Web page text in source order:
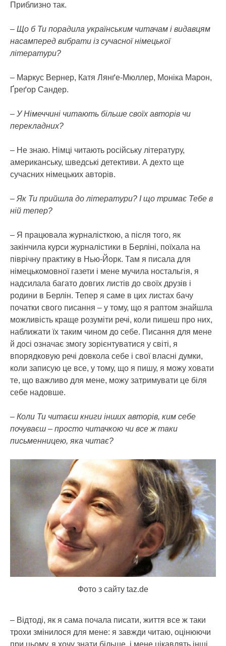
Приблизно так.
– Що б Ти порадила українським читачам і видавцям
насамперед вибрати із сучасної німецької
літератури?
– Маркус Вернер, Катя Лянґе-Мюллер, Моніка Марон,
Ґреґор Сандер.
– У Німеччині читають більше своїх авторів чи
перекладних?
– Не знаю. Німці читають російську літературу,
американську, шведські детективи. А дехто ще
сучасних німецьких авторів.
– Як Ти прийшла до літератури? І що тримає Тебе в
ній тепер?
– Я працювала журналісткою, а після того, як
закінчила курси журналістики в Берліні, поїхала на
піврічну практику в Нью-Йорк. Там я писала для
німецькомовної газети і мене мучила ностальгія, я
надсилала багато довгих листів до своїх друзів і
родини в Берлін. Тепер я саме в цих листах бачу
початки свого писання – у тому, що я раптом знайшла
можливість краще розуміти речі, коли пишеш про них,
наближати їх таким чином до себе. Писання для мене
й досі означає змогу зорієнтуватися у світі, я
впорядковую речі довкола себе і свої власні думки,
коли записую це все, у тому, що я пишу, я можу ховати
те, що важливо для мене, можу затримувати це біля
себе надовше.
– Коли Ти читаєш книги інших авторів, ким себе
почуваєш – просто читачкою чи все ж таки
письменницею, яка читає?
Фото з сайту taz.de
– Відтоді, як я сама почала писати, життя все ж таки
трохи змінилося для мене: я завжди читаю, оцінюючи
при цьому, я хочу знати більше, і мене цікавлять інші